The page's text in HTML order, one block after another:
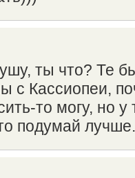
ты что? Те
с Кассиопеи,
то могу, но
подумай